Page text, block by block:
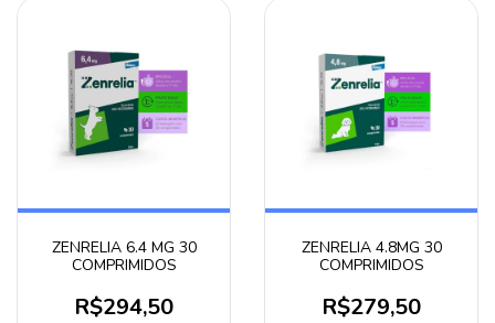
ZENRELIA 6.4 MG 30
COMPRIMIDOS
R$294,50
ZENRELIA 4.8MG 30
COMPRIMIDOS
R$279,50